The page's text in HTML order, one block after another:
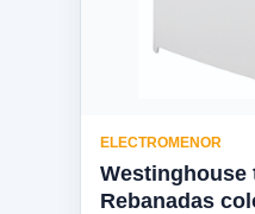
ELECTROMENOR
Westinghouse
Rebanadas